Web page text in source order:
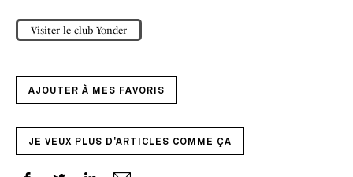
Visiter le club Yonder
AJOUTER À MES FAVORIS
JE VEUX PLUS D'ARTICLES COMME ÇA